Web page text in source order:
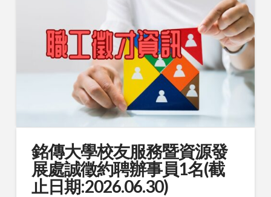
銘傳大學校友服務暨資源發
展處誠徵約聘辦事員1名(截
止日期:2026.06.30)